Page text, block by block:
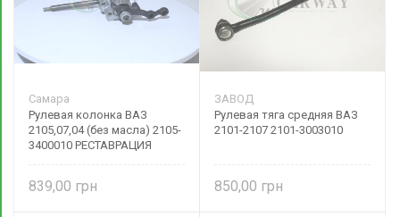
Самара
Рулевая колонка ВАЗ
2105,07,04 (без масла) 2105-
3400010 РЕСТАВРАЦИЯ
839,00
ЗАВОД
Рулевая тяга средняя ВАЗ
2101-2107 2101-3003010
850,00